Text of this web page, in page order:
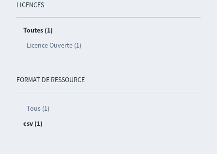
LICENCES
Toutes (1)
Licence Ouverte (1)
FORMAT DE RESSOURCE
Tous (1)
csv (1)